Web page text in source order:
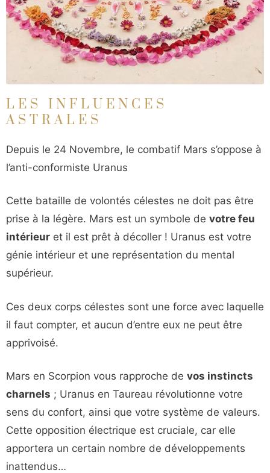
LES INFLUENCES
ASTRALES
Depuis le 24 Novembre, le combatif Mars s’oppose à
l’anti-conformiste Uranus
Cette bataille de volontés célestes ne doit pas être
prise à la légère. Mars est un symbole de votre feu
intérieur et il est prêt à décoller ! Uranus est votre
génie intérieur et une représentation du mental
supérieur.
Ces deux corps célestes sont une force avec laquelle
il faut compter, et aucun d’entre eux ne peut être
apprivoisé.
Mars en Scorpion vous rapproche de vos instincts
charnels ; Uranus en Taureau révolutionne votre
sens du confort, ainsi que votre système de valeurs.
Cette opposition électrique est cruciale, car elle
apportera un certain nombre de développements
inattendus…